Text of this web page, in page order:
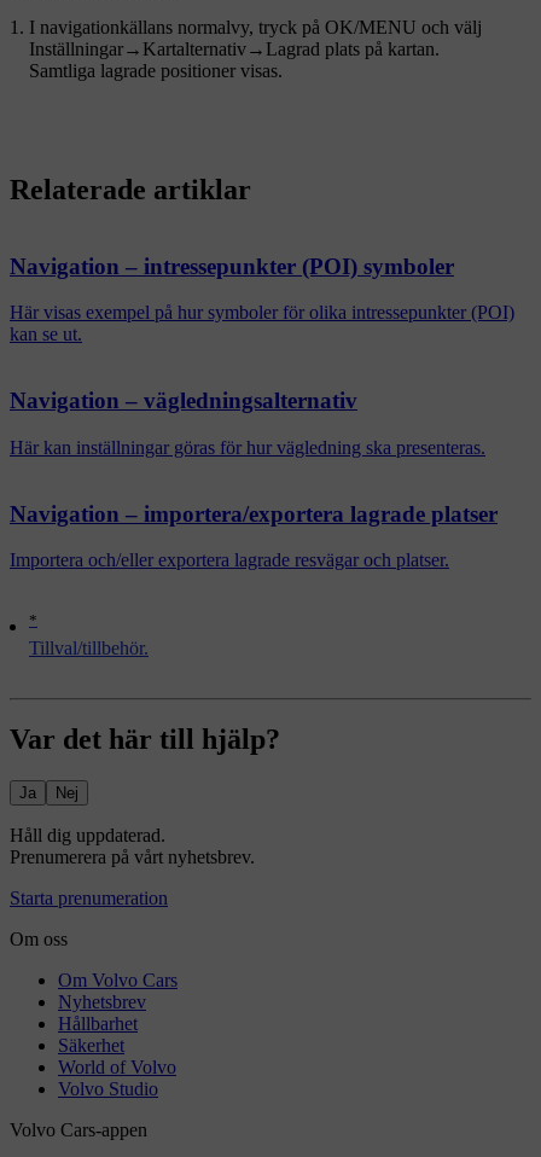
I navigationkällans normalvy, tryck på OK/MENU och välj
Inställningar→ Kartalternativ→ Lagrad plats på kartan.
Samtliga lagrade positioner visas.
*
Tillval/tillbehör.
Relaterade artiklar
Navigation – intressepunkter (POI) symboler
Här visas exempel på hur symboler för olika intressepunkter (POI)
kan se ut.
Navigation – vägledningsalternativ
Här kan inställningar göras för hur vägledning ska presenteras.
Navigation – importera/exportera lagrade platser
Importera och/eller exportera lagrade resvägar och platser.
Var det här till hjälp?
Ja Nej